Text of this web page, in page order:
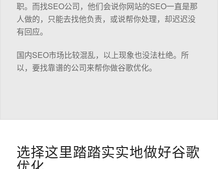
职。而找SEO公司，他们会说你网站的SEO一直是那
人做的，只能去找他负责，或说帮你处理，却迟迟没
有回应。
国内SEO市场比较混乱，以上现象也没法杜绝。所
以，要找靠谱的公司来帮你做谷歌优化。
选择这里踏踏实实地做好谷歌